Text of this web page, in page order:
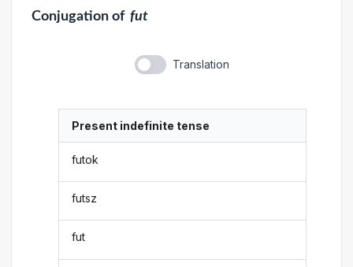
Conjugationof fut
Translation
Present indefinite tense
futok
futsz
fut